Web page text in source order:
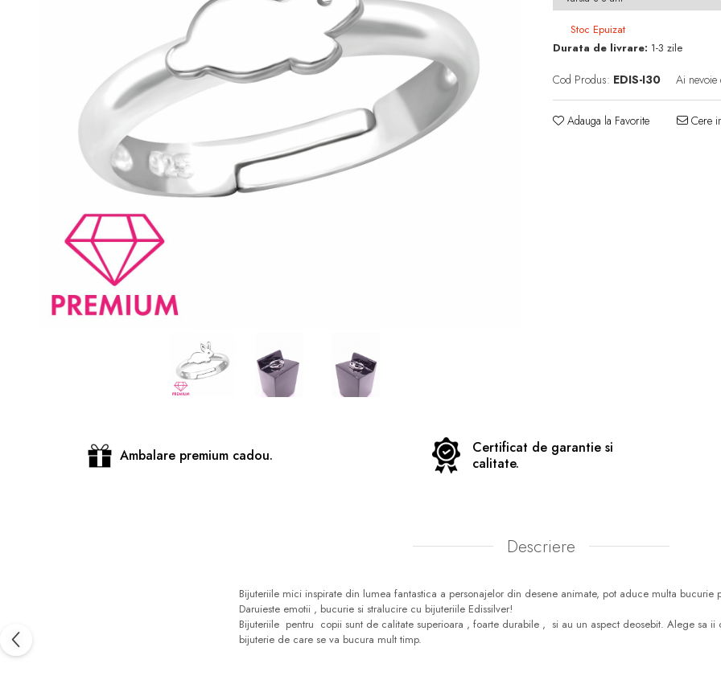
Stoc Epuizat
Durata de livrare: 1-3 zile
Cod Produs: EDIS-I30 Ai nevoie
Adauga la Favorite Cere
Ambalare premium cadou.
Certificat de garantie si
calitate.
Descriere
Bijuteriile mici inspirate din lumea fantastica a personajelor din desene animate, pot aduce multa bucurie
Daruieste emotii , bucurie si stralucire cu bijuteriile Edissilver!
Bijuteriile pentru copii sunt de calitate superioara , foarte durabile , si au un aspect deosebit. Alege sa ii
bijuterie de care se va bucura mult timp.